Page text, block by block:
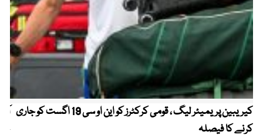
کیریبین پریمیئر لیگ ، قومی کرکٹرز کو این او سی 19 اگست کو جاری
کرنے کا فیصلہ